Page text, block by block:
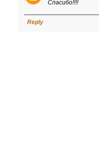
Спасибо!!!!
Reply